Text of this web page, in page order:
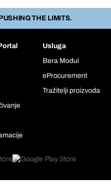
THE LIMITS.
Usluga
Bera Modul
eProcurement
Tražitelji proizvoda